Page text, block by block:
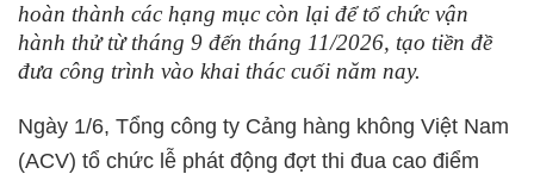
hoàn thành các hạng mục còn lại để tổ chức vận
hành thử từ tháng 9 đến tháng 11/2026, tạo tiền đề
đưa công trình vào khai thác cuối năm nay.
Ngày 1/6, Tổng công ty Cảng hàng không Việt Nam
(ACV) tổ chức lễ phát động đợt thi đua cao điểm